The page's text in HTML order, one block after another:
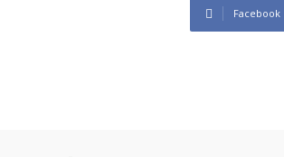
Facebook